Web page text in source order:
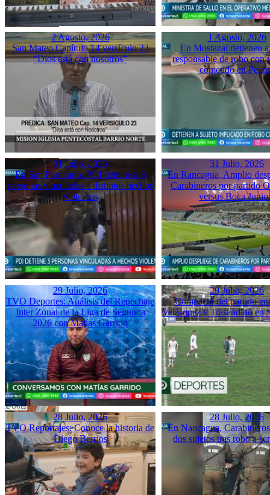
2 Agosto, 2026
San Mateo Capítulo 14 versículo 23
“Dios está con nosotros”
1 Agosto, 2026
En Mostazal detienen
responsable de robo con
cometido en
31 Julio, 2026
En San Fernando, PDI detiene a 3
personas vinculadas a distintos hechos
violentos
31 Julio, 2026
En Rancagua, Amplio
Carabineros por partido
versus Boca
29 Julio, 2026
TVO Deportes: Análisis del Repechaje
Inter Zonal de la Liga de Segunda
2026 con Matías Garrido
29 Julio, 2026
Compacto del partido
Velásquez y Trasandino en
28 Julio, 2026
TVO Reportajes: Conoce la historia de
Diego Berrios
28 Julio, 2026
En Nancagua,
dos sujetos tras robo a